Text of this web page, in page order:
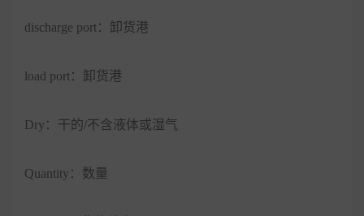
discharge port：卸货港
load port：卸货港
Dry：干的/不含液体或湿气
Quantity：数量